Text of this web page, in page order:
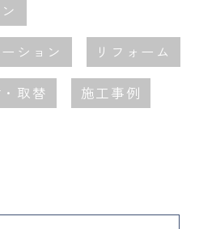
ション リフォーム
取替 施工事例